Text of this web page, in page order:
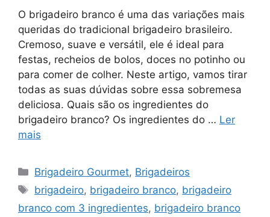
O brigadeiro branco é uma das variações mais
queridas do tradicional brigadeiro brasileiro.
Cremoso, suave e versátil, ele é ideal para
festas, recheios de bolos, doces no potinho ou
para comer de colher. Neste artigo, vamos tirar
todas as suas dúvidas sobre essa sobremesa
deliciosa. Quais são os ingredientes do
brigadeiro branco? Os ingredientes do … Ler
mais
Categorias
Brigadeiro Gourmet, Brigadeiros
Tags
brigadeiro, brigadeiro branco, brigadeiro
branco com 3 ingredientes, brigadeiro branco